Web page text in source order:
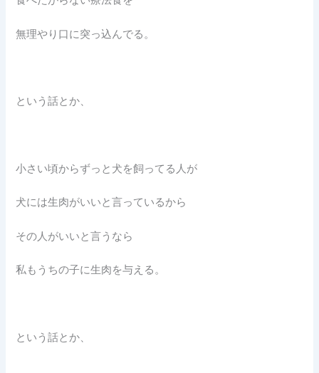
無理やり口に突っ込んでる。
という話とか、
小さい頃からずっと犬を飼ってる人が
犬には生肉がいいと言っているから
その人がいいと言うなら
私もうちの子に生肉を与える。
という話とか、